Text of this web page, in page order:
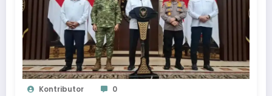
Kontributor 0